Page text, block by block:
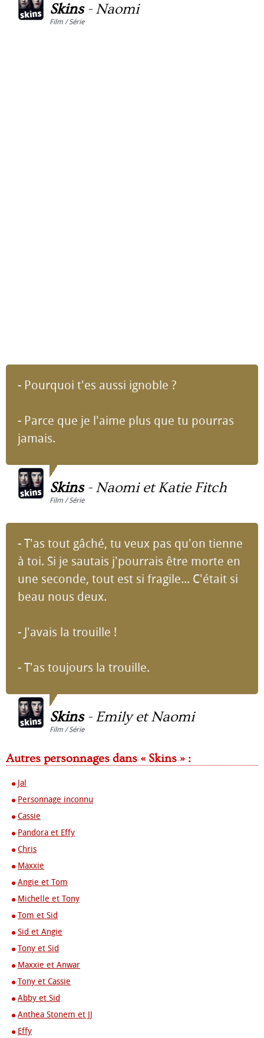
Skins- Naomi
Film / Série
- Pourquoi t'es aussi ignoble ?
- Parce que je l'aime plus que tu pourras
jamais.
Skins- Naomi et Katie Fitch
Film / Série
- T'as tout gâché, tu veux pas qu'on tienne
à toi. Si je sautais j'pourrais être morte en
une seconde, tout est si fragile... C'était si
beau nous deux.
- J'avais la trouille !
- T'as toujours la trouille.
Skins- Emily et Naomi
Film / Série
Autres personnages dans « Skins » :
Jal
Personnage inconnu
Cassie
Pandora et Effy
Chris
Maxxie
Angie et Tom
Michelle et Tony
Tom et Sid
Sid et Angie
Tony et Sid
Maxxie et Anwar
Tony et Cassie
Abby et Sid
Anthea Stonem et JJ
Effy